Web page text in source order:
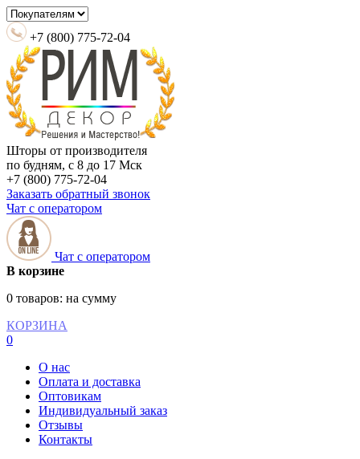
+7 (800) 775-72-04
Шторы от производителя
по будням, с 8 до 17 Мск
+7 (800) 775-72-04
Заказать обратный звонок
Чат с оператором
Чат с оператором
В корзине
0 товаров: на сумму
КОРЗИНА
0
О нас
Оплата и доставка
Оптовикам
Индивидуальный заказ
Отзывы
Контакты